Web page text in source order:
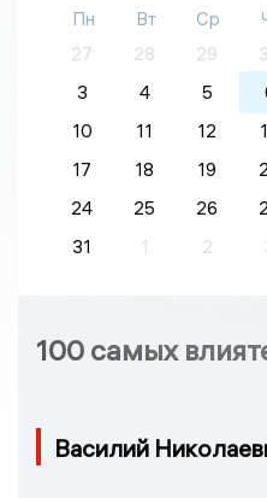
Пн Вт Ср
27
28 29
3
4 5
10
11 12
17
18 19
24
25 26
31
1 2
100 самых
Василий